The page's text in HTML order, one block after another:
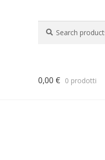
for:
0,00 € 0 prodotti